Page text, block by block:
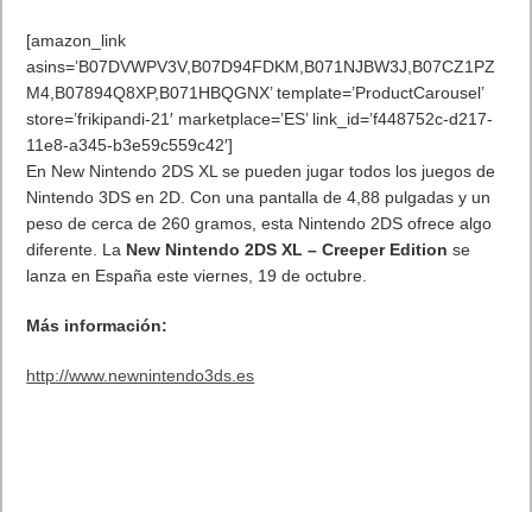
[amazon_link
asins=’B07DVWPV3V,B07D94FDKM,B071NJBW3J,B07CZ1PZ
M4,B07894Q8XP,B071HBQGNX’ template=’ProductCarousel’
store=’frikipandi-21′ marketplace=’ES’ link_id=’f448752c-d217-
11e8-a345-b3e59c559c42′]
En New Nintendo 2DS XL se pueden jugar todos los juegos de
Nintendo 3DS en 2D. Con una pantalla de 4,88 pulgadas y un
peso de cerca de 260 gramos, esta Nintendo 2DS ofrece algo
diferente. La New Nintendo 2DS XL – Creeper Editionse
lanza en España este viernes, 19 de octubre.
Más información:
http://www.newnintendo3ds.es